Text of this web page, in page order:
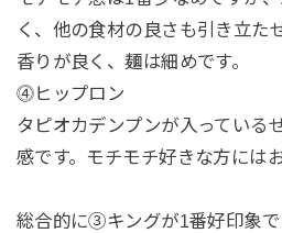
く、他の食材の良さも引き立た
香りが良く、麺は細めです。
⓸ヒップロン
タピオカデンプンが入っている
感です。モチモチ好きな方には
総合的に③キングが1番好印象